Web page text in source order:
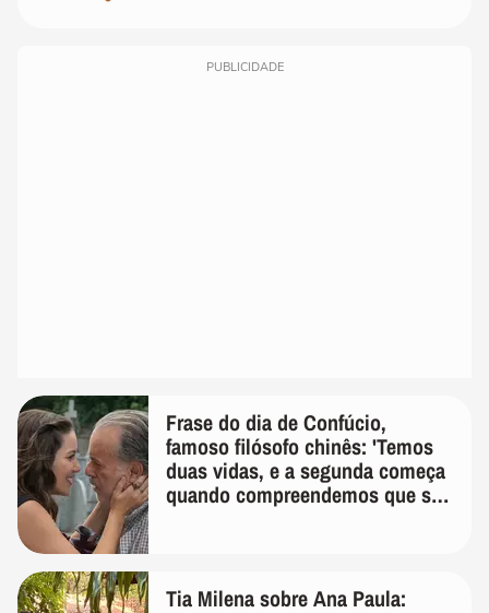
PUBLICIDADE
Frase do dia de Confúcio,
famoso filósofo chinês: 'Temos
duas vidas, e a segunda começa
quando compreendemos que só
Tia Milena sobre Ana Paula: